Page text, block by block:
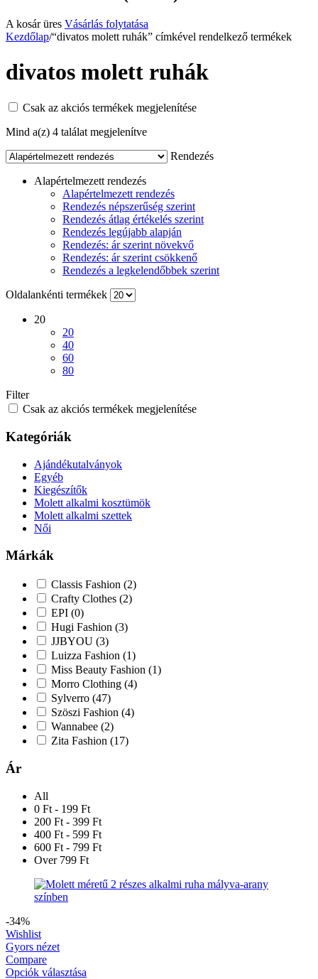
A kosár üres Vásárlás folytatása
Kezdőlap/“divatos molett ruhák” címkével rendelkező termékek
divatos molett ruhák
Csak az akciós termékek megjelenítése
Mind a(z) 4 találat megjelenítve
Rendezés
Alapértelmezett rendezés
Alapértelmezett rendezés
Rendezés népszerűség szerint
Rendezés átlag értékelés szerint
Rendezés legújabb alapján
Rendezés: ár szerint növekvő
Rendezés: ár szerint csökkenő
Rendezés a legkelendőbbek szerint
Oldalankénti termékek
20
20
40
60
80
Filter
Csak az akciós termékek megjelenítése
Kategóriák
Ajándékutalványok
Egyéb
Kiegészítők
Molett alkalmi kosztümök
Molett alkalmi szettek
Női
Márkák
Classis Fashion (2)
Crafty Clothes (2)
EPI (0)
Hugi Fashion (3)
JJBYOU (3)
Luizza Fashion (1)
Miss Beauty Fashion (1)
Morro Clothing (4)
Sylverro (47)
Szöszi Fashion (4)
Wannabee (2)
Zita Fashion (17)
Ár
All
0 Ft - 199 Ft
200 Ft - 399 Ft
400 Ft - 599 Ft
600 Ft - 799 Ft
Over 799 Ft
-34%
Wishlist
Gyors nézet
Compare
Opciók választása